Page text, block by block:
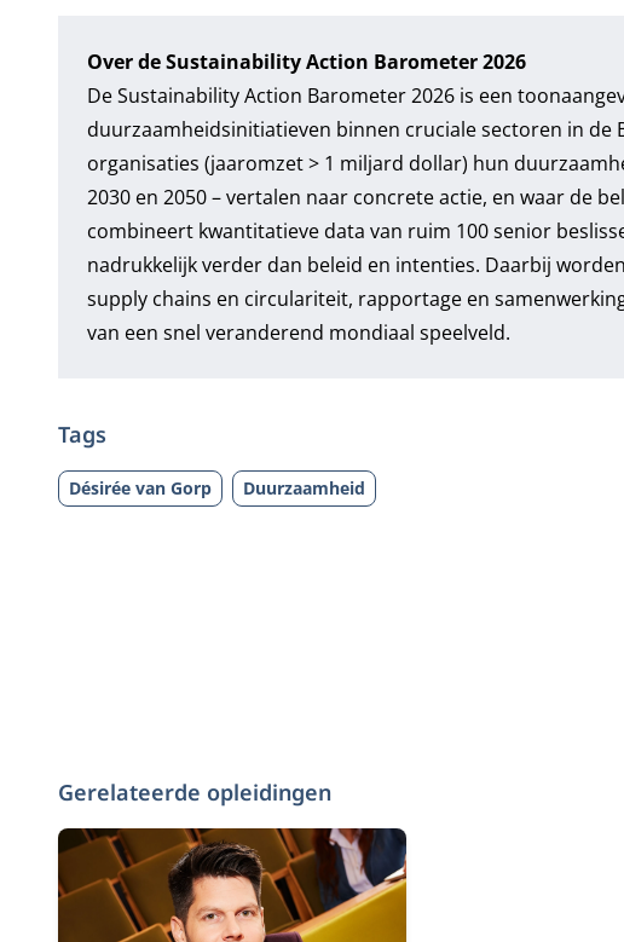
Over de Sustainability Action Barometer 2026
De Sustainability Action Barometer 2026 is een
duurzaamheidsinitiatieven binnen cruciale sectoren in
organisaties (jaaromzet > 1 miljard dollar) hun
2030 en 2050 – vertalen naar concrete actie, en waar de
combineert kwantitatieve data van ruim 100 senior
nadrukkelijk verder dan beleid en intenties. Daarbij
supply chains en circulariteit, rapportage en
van een snel veranderend mondiaal speelveld.
Tags
Désirée van Gorp Duurzaamheid
Gerelateerde opleidingen